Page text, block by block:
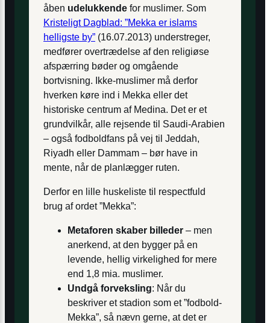
åben udelukkende for muslimer. Som
Kristeligt Dagblad: ”Mekka er islams
helligste by” (16.07.2013) understreger,
medfører overtrædelse af den religiøse
afspærring bøder og omgående
bortvisning. Ikke-muslimer må derfor
hverken køre ind i Mekka eller det
historiske centrum af Medina. Det er et
grundvilkår, alle rejsende til Saudi-Arabien
– også fodboldfans på vej til Jeddah,
Riyadh eller Dammam – bør have in
mente, når de planlægger ruten.
Derfor en lille huskeliste til respectfuld
brug af ordet ”Mekka”:
Metaforen skaber billeder – men
anerkend, at den bygger på en
levende, hellig virkelighed for mere
end 1,8 mia. muslimer.
Undgå forveksling: Når du
beskriver et stadion som et ”fodbold-
Mekka”, så nævn gerne, at det er